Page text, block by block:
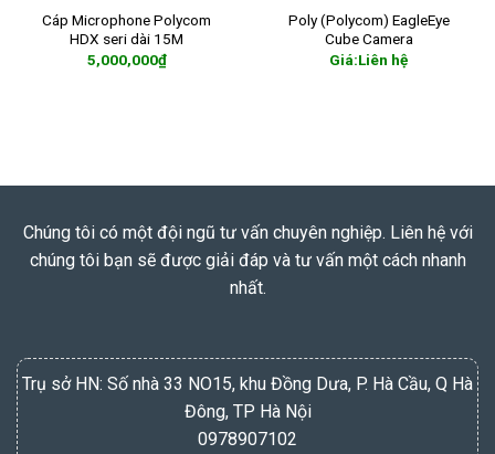
Cáp Microphone Polycom
HDX seri dài 15M
5,000,000₫
Poly (Polycom) EagleEye
Cube Camera
Giá:Liên hệ
Chúng tôi có một đội ngũ tư vấn chuyên nghiệp. Liên hệ với
chúng tôi bạn sẽ được giải đáp và tư vấn một cách nhanh
nhất.
Trụ sở HN: Số nhà 33 NO15, khu Đồng Dưa, P. Hà Cầu, Q Hà
Đông, TP Hà Nội
0978907102